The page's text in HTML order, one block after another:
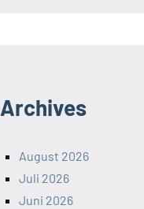
Archives
August 2026
Juli 2026
Juni 2026